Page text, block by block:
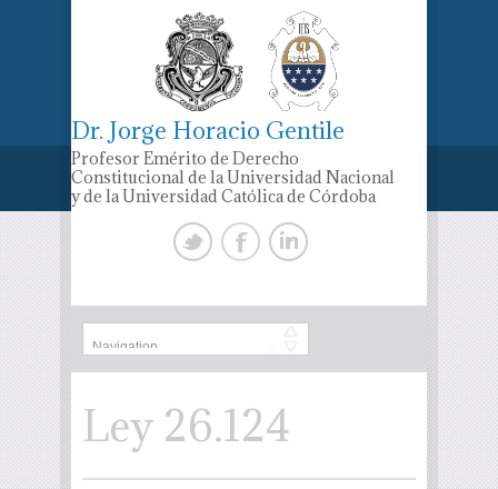
Dr. Jorge Horacio Gentile
Profesor Emérito de Derecho
Constitucional de la Universidad Nacional
y de la Universidad Católica de Córdoba
Ley 26.124